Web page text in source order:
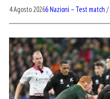
4 Agosto 20266 Nazioni – Test match /